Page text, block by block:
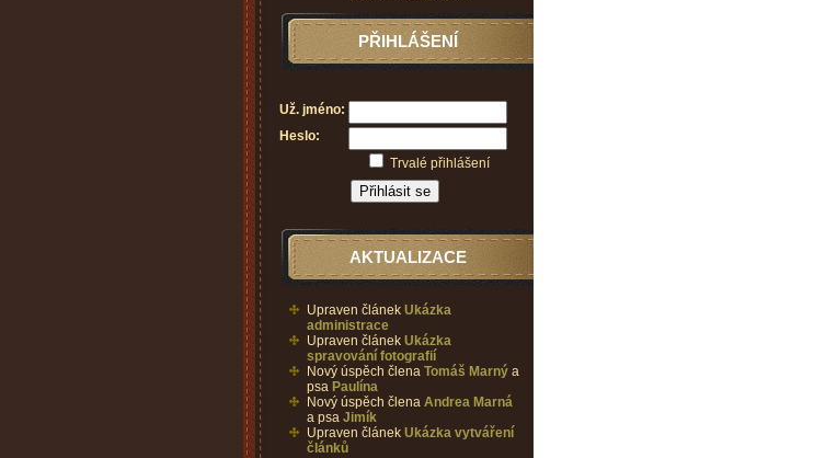
PŘIHLÁŠENÍ
Už. jméno:
Heslo:
Trvalé přihlášení
AKTUALIZACE
Upraven článek Ukázka
administrace
Upraven článek Ukázka
spravování fotografií
Nový úspěch člena Tomáš Marný a
psa Paulína
Nový úspěch člena Andrea Marná
a psa Jimík
Upraven článek Ukázka vytváření
článků